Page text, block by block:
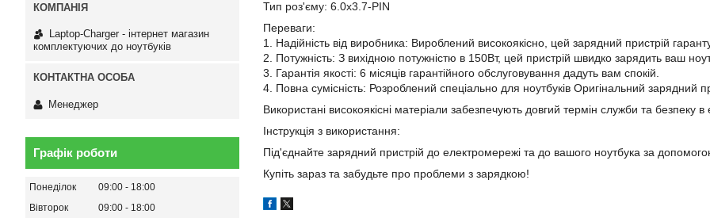
Тип роз'єму: 6.0х3.7-PIN
Переваги:
1. Надійність від виробника: Вироблений високоякісно, цей зарядний пристрій
2. Потужність: З вихідною потужністю в 150Вт, цей пристрій швидко зарядить ваш
3. Гарантія якості: 6 місяців гарантійного обслуговування дадуть вам спокій.
4. Повна сумісність: Розроблений спеціально для ноутбуків Оригінальний
Використані високоякісні матеріали забезпечують довгий термін служби та безпеку в
Інструкція з використання:
Під'єднайте зарядний пристрій до електромережі та до вашого ноутбука за
Купіть зараз та забудьте про проблеми з зарядкою!
Laptop-Charger - інтернет магазин
комплектуючих до ноутбуків
Менеджер
Графік роботи
Понеділок 09:00
18:00
Вівторок
09:00
18:00